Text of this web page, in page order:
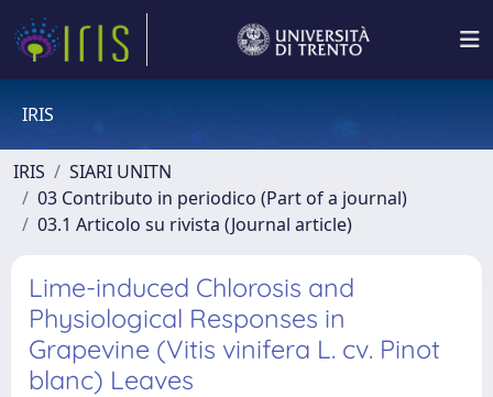
IRIS
IRIS
SIARI UNITN
03 Contributo in periodico (Part of a journal)
03.1 Articolo su rivista (Journal article)
Lime-induced Chlorosis and
Physiological Responses in
Grapevine (Vitis vinifera L. cv. Pinot
blanc) Leaves